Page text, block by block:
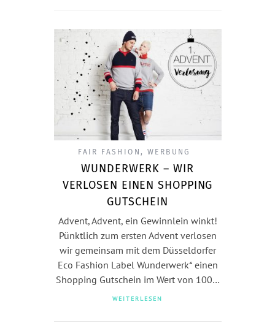
FAIR FASHION, WERBUNG
WUNDERWERK – WIR
VERLOSEN EINEN SHOPPING
GUTSCHEIN
Advent, Advent, ein Gewinnlein winkt!
Pünktlich zum ersten Advent verlosen
wir gemeinsam mit dem Düsseldorfer
Eco Fashion Label Wunderwerk* einen
Shopping Gutschein im Wert von 100…
WEITERLESEN